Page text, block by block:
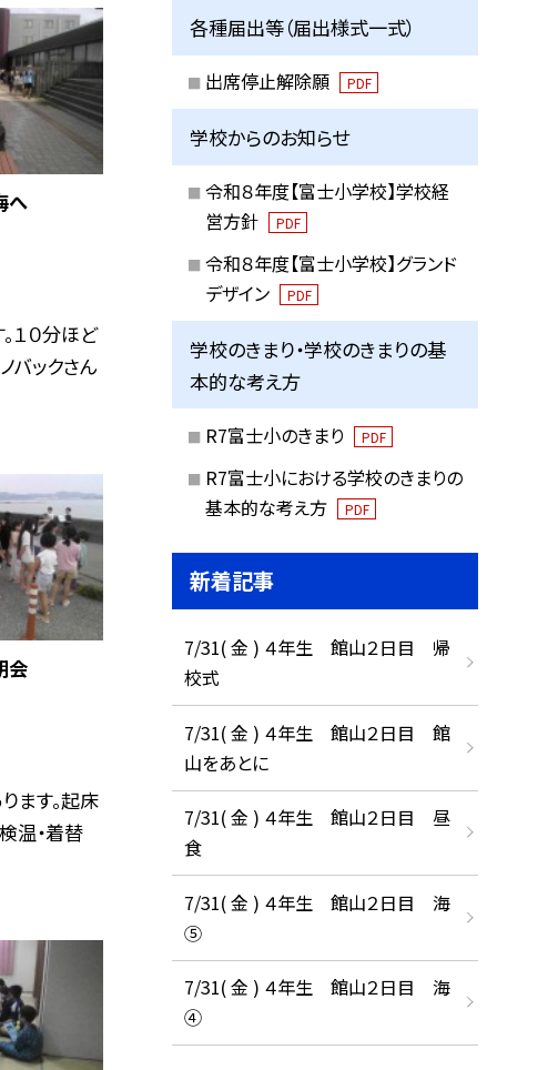
へ
１０分ほど
バックさん
会
ます。起床
温・着替
各種届出等（届出様式一式）
出席停止解除願 PDF
学校からのお知らせ
令和８年度【富士小学校】学校経
営方針
PDF
令和８年度【富士小学校】グランド
デザイン
PDF
学校のきまり・学校のきまりの基
本的な考え方
R7富士小のきまり PDF
R7富士小における学校のきまりの
基本的な考え方
PDF
新着記事
7/31( 金 ) ４年生 館山２日目 帰
校式
7/31( 金 ) ４年生 館山２日目 館
山をあとに
7/31( 金 ) ４年生 館山２日目 昼
食
7/31( 金 ) ４年生 館山２日目 海
⑤
7/31( 金 ) ４年生 館山２日目 海
④